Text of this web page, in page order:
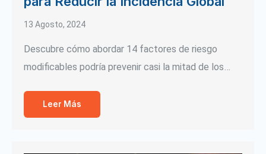
13 Agosto, 2024
Descubre cómo abordar 14 factores de riesgo
modificables podría prevenir casi la mitad de los…
Leer Más